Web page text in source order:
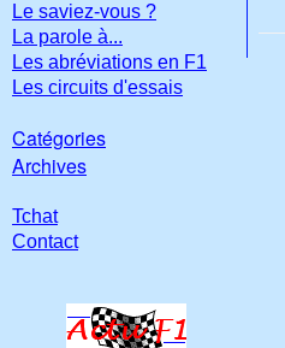
Le saviez-vous ?
La parole à...
Les abréviations en F1
Les circuits d'essais
Catégories
Archives
Tchat
Contact